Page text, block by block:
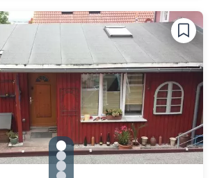
gallery.slide_selector
Zu Slide 1 wechseln
Zu Slide 2 wechseln